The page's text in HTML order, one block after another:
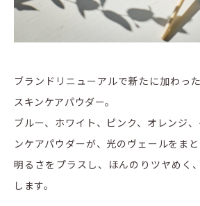
ブランドリニューアルで新たに加わっ
スキンケアパウダー。
ブルー、ホワイト、ピンク、オレンジ
ンケアパウダーが、光のヴェールをま
明るさをプラスし、ほんのりツヤめく
します。